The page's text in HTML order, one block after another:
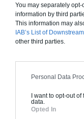
You may separately
information by third
This information may
IAB’s List of
other third parties.
Personal Data
I want to opt-out
data.
Opted In
Il est obligatoire
individuelles et
selon sa surface,
L’ajout
nécessite, le plus